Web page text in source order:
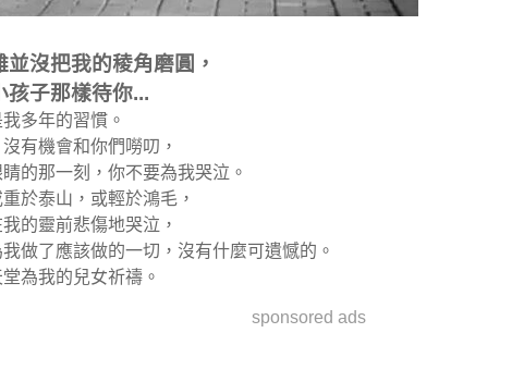
沒把我的稜角磨圓，
孩子那樣待你...
多年的習慣。
有機會和你們嘮叨，
的那一刻，你不要為我哭泣。
於泰山，或輕於鴻毛，
的靈前悲傷地哭泣，
做了應該做的一切，沒有什麼可遺憾的。
為我的兒女祈禱。
sponsored ads